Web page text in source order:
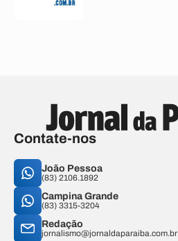
Contate-nos
João Pessoa
(83) 2106.1892
Campina Grande
(83) 3315-3204
Redação
jornalismo@jornaldaparaiba.com.br